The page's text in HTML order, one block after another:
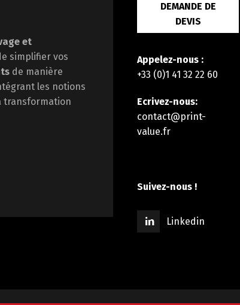
et
simplifier vos
de manière
les notions
transformation
DEMANDE DE
DEVIS
Appelez-nous :
+33 (0)1 41 32 22 60
Ecrivez-nous:
contact@print-
value.fr
Suivez-nous !
Linkedin